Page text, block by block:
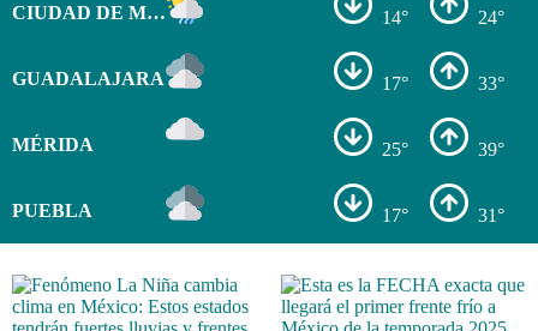
CIUDAD DE MÉXICO 14° 24°
GUADALAJARA 17° 33°
MÉRIDA 25° 39°
PUEBLA 17° 31°